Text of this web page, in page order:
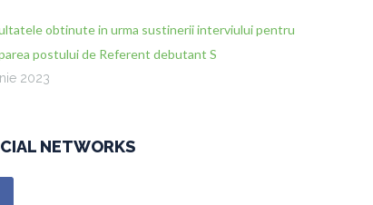
obtinute in urma sustinerii interviului pentru
postului de Referent debutant S
2023
NETWORKS